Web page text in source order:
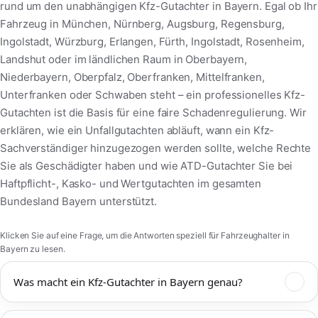
rund um den unabhängigen Kfz-Gutachter in Bayern. Egal ob Ihr
Fahrzeug in München, Nürnberg, Augsburg, Regensburg,
Ingolstadt, Würzburg, Erlangen, Fürth, Ingolstadt, Rosenheim,
Landshut oder im ländlichen Raum in Oberbayern,
Niederbayern, Oberpfalz, Oberfranken, Mittelfranken,
Unterfranken oder Schwaben steht – ein professionelles Kfz-
Gutachten ist die Basis für eine faire Schadenregulierung. Wir
erklären, wie ein Unfallgutachten abläuft, wann ein Kfz-
Sachverständiger hinzugezogen werden sollte, welche Rechte
Sie als Geschädigter haben und wie ATD-Gutachter Sie bei
Haftpflicht-, Kasko- und Wertgutachten im gesamten
Bundesland Bayern unterstützt.
Klicken Sie auf eine Frage, um die Antworten speziell für Fahrzeughalter in
Bayern zu lesen.
Was macht ein Kfz-Gutachter in Bayern genau?